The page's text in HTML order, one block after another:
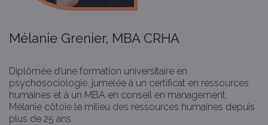
Mélanie Grenier, MBA CRHA
Diplômée d’une formation universitaire en
psychosociologie, jumelée à un certificat en ressources
humaines et à un MBA en conseil en management,
Mélanie côtoie le milieu des ressources humaines depuis
plus de 25 ans.